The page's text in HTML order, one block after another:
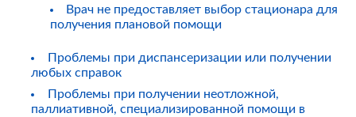
Врач не предоставляет выбор стационара для
получения плановой помощи
Проблемы при диспансеризации или получении
любых справок
Проблемы при получении неотложной,
паллиативной, специализированной помощи в